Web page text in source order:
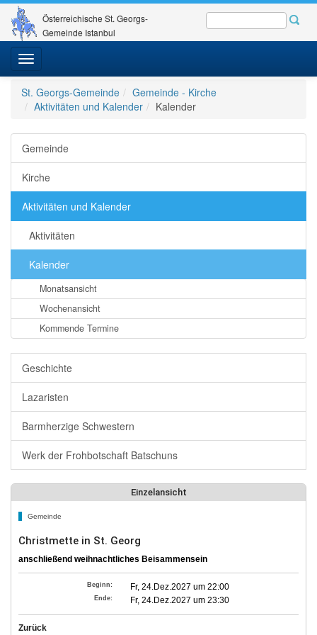
Österreichische St. Georgs-
Gemeinde Istanbul
Toggle
navigation
St. Georgs-Gemeinde
Gemeinde - Kirche
Aktivitäten und Kalender
Kalender
Gemeinde
Kirche
Aktivitäten und Kalender
Aktivitäten
Kalender
Monatsansicht
Wochenansicht
Kommende Termine
Geschichte
Lazaristen
Barmherzige Schwestern
Werk der Frohbotschaft Batschuns
Einzelansicht
Gemeinde
Christmette in St. Georg
anschließend weihnachtliches Beisammensein
Beginn: Fr, 24.Dez.2027 um 22:00
Ende: Fr, 24.Dez.2027 um 23:30
Zurück